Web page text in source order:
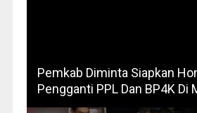
Pemkab Diminta Siapkan
Pengganti PPL Dan BP4K Di